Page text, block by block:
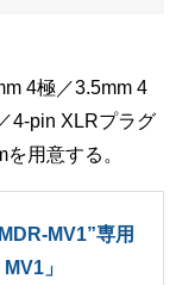
4極／3.5mm 4
4-pin XLRプラグ
用意する。
MV1”専用
」